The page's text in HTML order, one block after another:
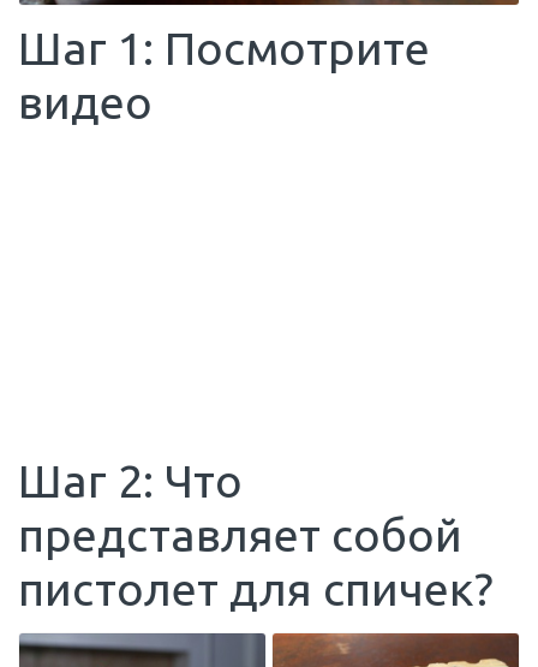
Шаг 1: Посмотрите
видео
Шаг 2: Что
представляет собой
пистолет для спичек?